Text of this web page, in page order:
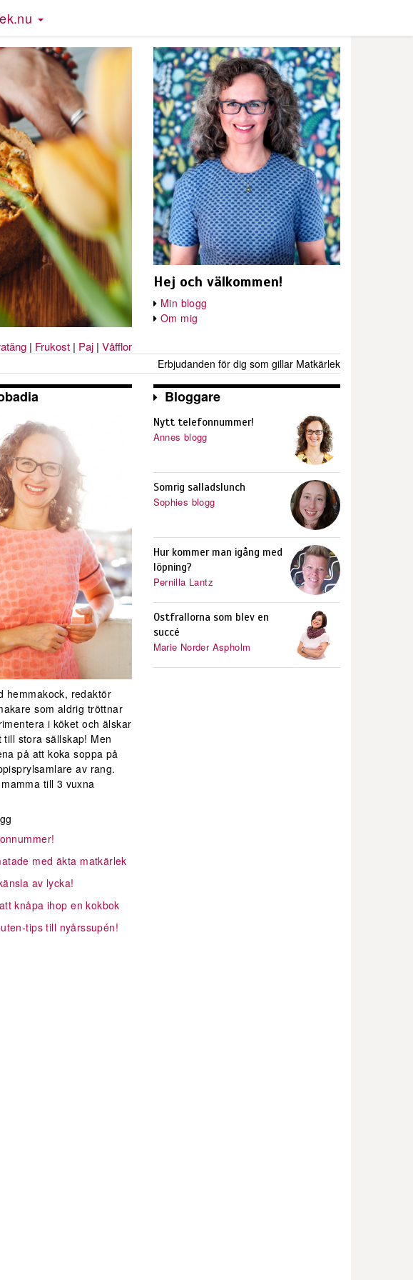
| Frukost| Paj| Våfflor
Hej och välkommen!
Min blogg
Om mig
Erbjudanden för dig som gillar Matkärlek
hemmakock, redaktör
som aldrig tröttnar
i köket och älskar
till stora sällskap! Men
på att koka soppa på
av rang.
till 3 vuxna
med äkta matkärlek
av lycka!
knåpa ihop en kokbok
tips till nyårssupén!
Bloggare
Nytt telefonnummer!
Annes blogg
Somrig salladslunch
Sophies blogg
Hur kommer man igång med
löpning?
Pernilla Lantz
Ostfrallorna som blev en
succé
Marie Norder Aspholm